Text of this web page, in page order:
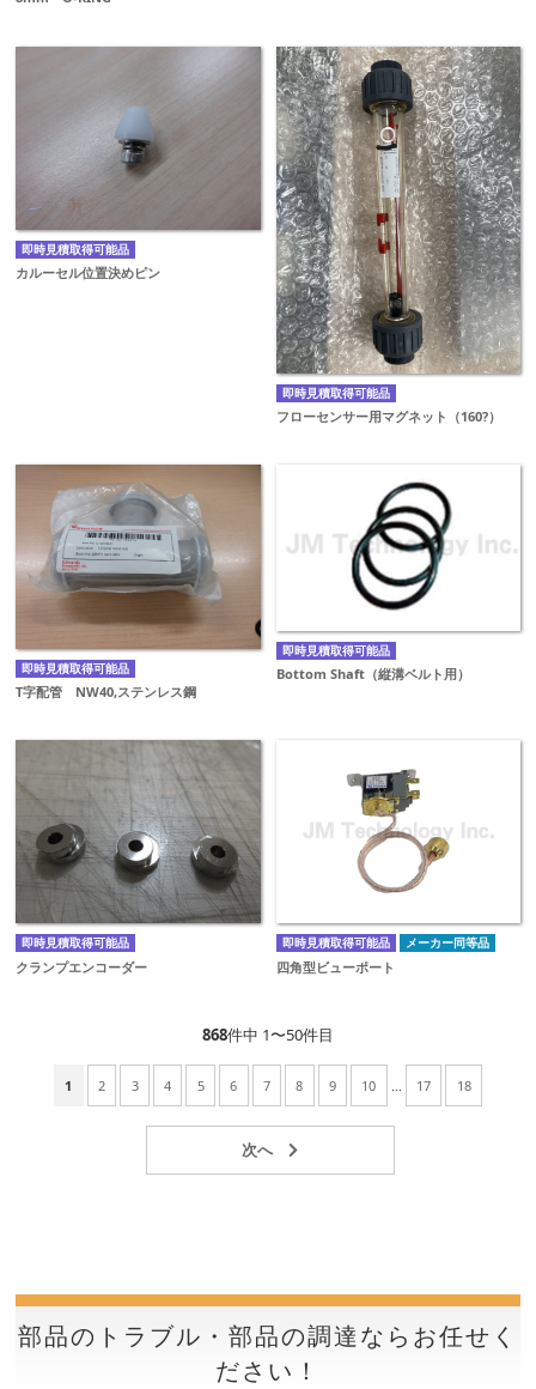
即時見積取得可能品
カルーセル位置決めピン
即時見積取得可能品
フローセンサー用マグネット（160?）
即時見積取得可能品
T字配管 NW40,ステンレス鋼
即時見積取得可能品
Bottom Shaft（縦溝ベルト用）
即時見積取得可能品
クランプエンコーダー
即時見積取得可能品 メーカー同等品
四角型ビューポート
868件中 1〜50件目
1 2 3 4 5 6 7 8 9 10 ... 17 18
部品のトラブル・部品の調達ならお任せく
ださい！